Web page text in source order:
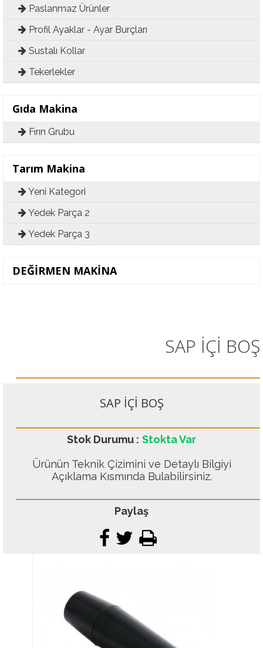
Paslanmaz Ürünler
Profil Ayaklar - Ayar Burçları
Sustalı Kollar
Tekerlekler
Gıda Makina
Fırın Grubu
Tarım Makina
Yeni Kategori
Yedek Parça 2
Yedek Parça 3
DEĞİRMEN MAKİNA
SAP İÇİ BOŞ
SAP İÇİ BOŞ
Stok Durumu : Stokta Var
Ürünün Teknik Çizimini ve Detaylı Bilgiyi
Açıklama Kısmında Bulabilirsiniz.
Paylaş